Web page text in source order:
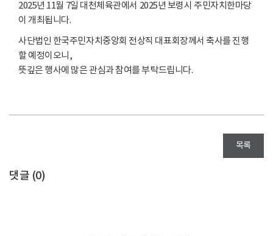
2025년 11월 7일 대천체육관에서 2025년 보령시 주민자치한마당
이 개최됩니다.
사단법인 한국주민자치중앙회 전상직 대표회장께서 축사를 진행
할 예정이오니,
뜻깊은 행사에 많은 관심과 참여를 부탁드립니다.
목록
댓글 (0)